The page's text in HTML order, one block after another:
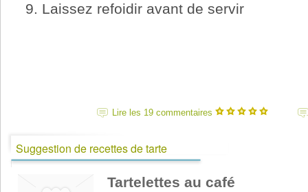
Laissez refoidir avant de servir
Lire les 19 commentaires
Suggestion de recettes de tarte
Tartelettes au café